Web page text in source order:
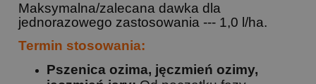
Maksymalna/zalecana dawka dla
jednorazowego zastosowania --- 1,0 l/ha.
Termin stosowania:
Pszenica ozima, jęczmień ozimy,